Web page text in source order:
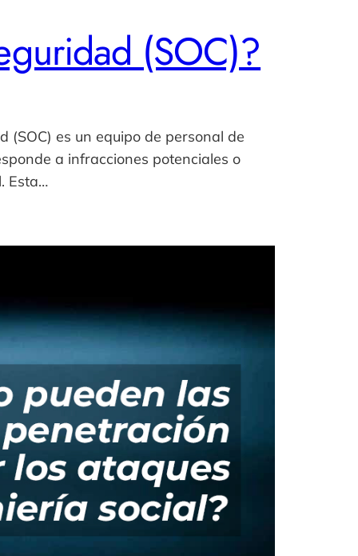
(SOC)?
(SOC) es un equipo de personal de
a infracciones potenciales o
Esta…